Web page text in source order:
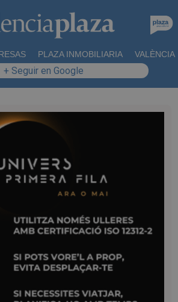
PLAZA INMOBILIARIA VALÈNCIA
+ Seguir en Google